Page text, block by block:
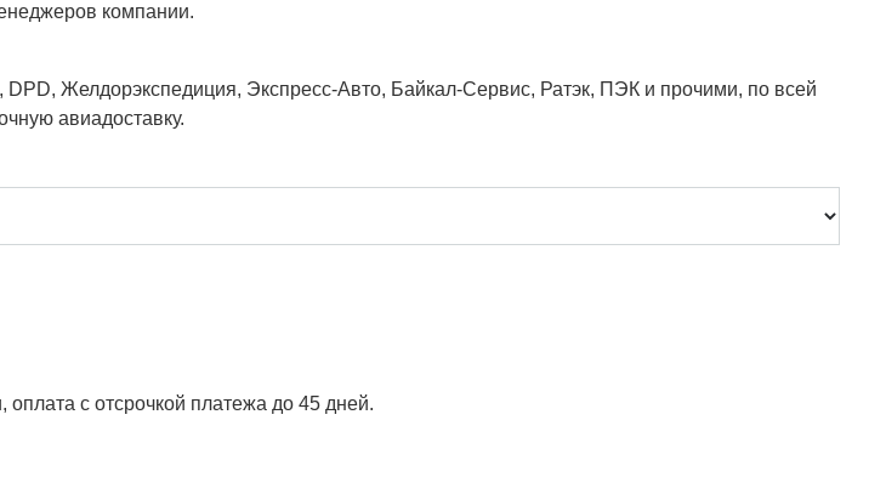
компании.
Желдорэкспедиция, Экспресс-Авто, Байкал-Сервис, Ратэк, ПЭК и прочими, по всей
авиадоставку.
оплата с отсрочкой платежа до 45 дней.